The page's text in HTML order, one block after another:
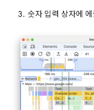
숫자 입력 상자에